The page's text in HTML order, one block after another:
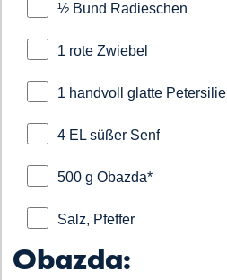
½ Bund Radieschen
1 rote Zwiebel
1 handvoll glatte Petersilie
4 EL süßer Senf
500 g Obazda*
Salz, Pfeffer
Obazda: